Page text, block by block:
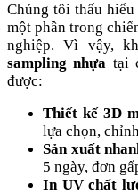
Chúng tôi thấu
một phần trong
nghiệp. Vì vậy,
sampling nhựa tại
được:
Thiết kế 3D
lựa chọn,
Sản xuất
5 ngày, đơn
In UV chất